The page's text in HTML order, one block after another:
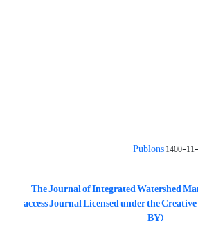
1400-
The Journal of Integrated Watershed
access Journal Licensed under the
BY)